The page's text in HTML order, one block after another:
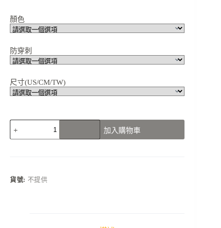
顏色
防穿刺
尺寸(US/CM/TW)
【MEL003H01
鞋】
加入購物車
貨號: 不提供